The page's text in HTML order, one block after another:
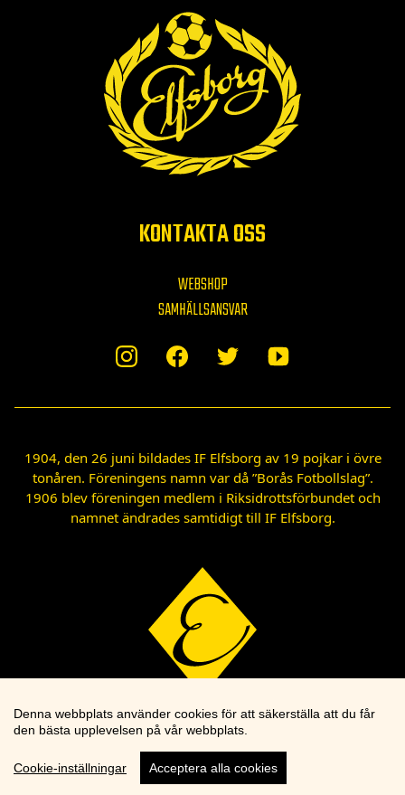
KONTAKTA OSS
WEBSHOP
SAMHÄLLSANSVAR
1904, den 26 juni bildades IF Elfsborg av 19 pojkar i övre
tonåren. Föreningens namn var då ”Borås Fotbollslag”.
1906 blev föreningen medlem i Riksidrottsförbundet och
namnet ändrades samtidigt till IF Elfsborg.
Denna webbplats använder cookies för att säkerställa att du får
den bästa upplevelsen på vår webbplats.
Cookie-inställningar Acceptera alla cookies